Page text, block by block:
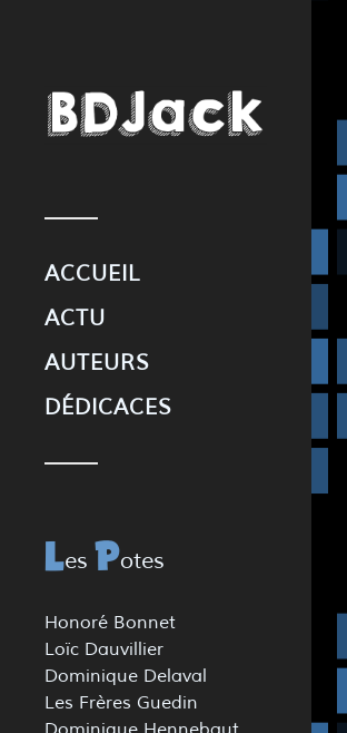
ACCUEIL
ACTU
AUTEURS
DÉDICACES
Les Potes
Honoré Bonnet
Loïc Dauvillier
Dominique Delaval
Les Frères Guedin